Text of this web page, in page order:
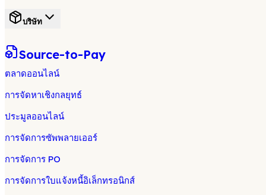
บริษัท
Source-to-Pay
ตลาดออนไลน์
การจัดหาเชิงกลยุทธ์
ประมูลออนไลน์
การจัดการซัพพลายเออร์
การจัดการ PO
การจัดการใบแจ้งหนี้อิเล็กทรอนิกส์